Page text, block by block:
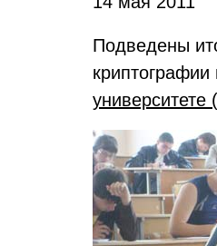
Подведены
университете